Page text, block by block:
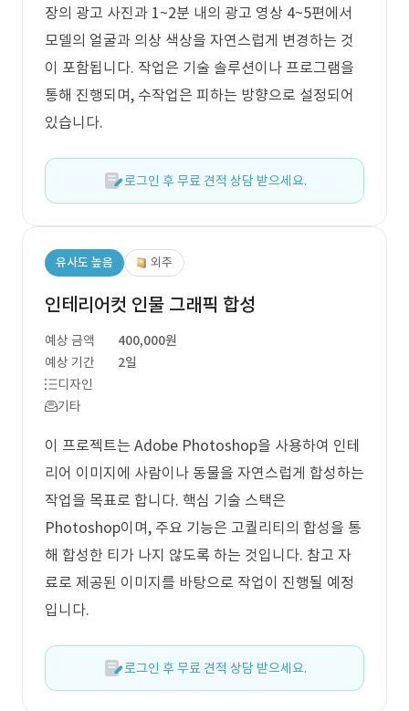
장의 광고 사진과 1~2분 내의 광고 영상 4~5편에서
모델의 얼굴과 의상 색상을 자연스럽게 변경하는 것
이 포함됩니다. 작업은 기술 솔루션이나 프로그램을
통해 진행되며, 수작업은 피하는 방향으로 설정되어
있습니다.
로그인 후 무료 견적 상담 받으세요.
유사도 높음 외주
인테리어컷 인물 그래픽 합성
예상 금액
400,000원
예상 기간
2일
디자인
기타
이 프로젝트는 Adobe Photoshop을 사용하여 인테
리어 이미지에 사람이나 동물을 자연스럽게 합성하는
작업을 목표로 합니다. 핵심 기술 스택은
Photoshop이며, 주요 기능은 고퀄리티의 합성을 통
해 합성한 티가 나지 않도록 하는 것입니다. 참고 자
료로 제공된 이미지를 바탕으로 작업이 진행될 예정
입니다.
로그인 후 무료 견적 상담 받으세요.